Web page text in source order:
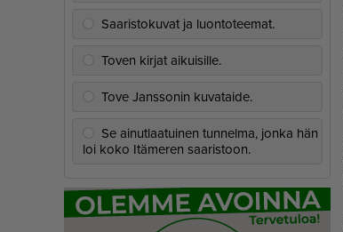
Saaristokuvat ja luontoteemat.
Toven kirjat aikuisille.
Tove Janssonin kuvataide.
Se ainutlaatuinen tunnelma, jonka hän
loi koko Itämeren saaristoon.